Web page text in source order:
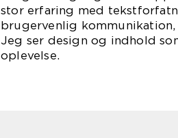
stor erfaring med
brugervenlig
Jeg ser design og indhold
oplevelse.